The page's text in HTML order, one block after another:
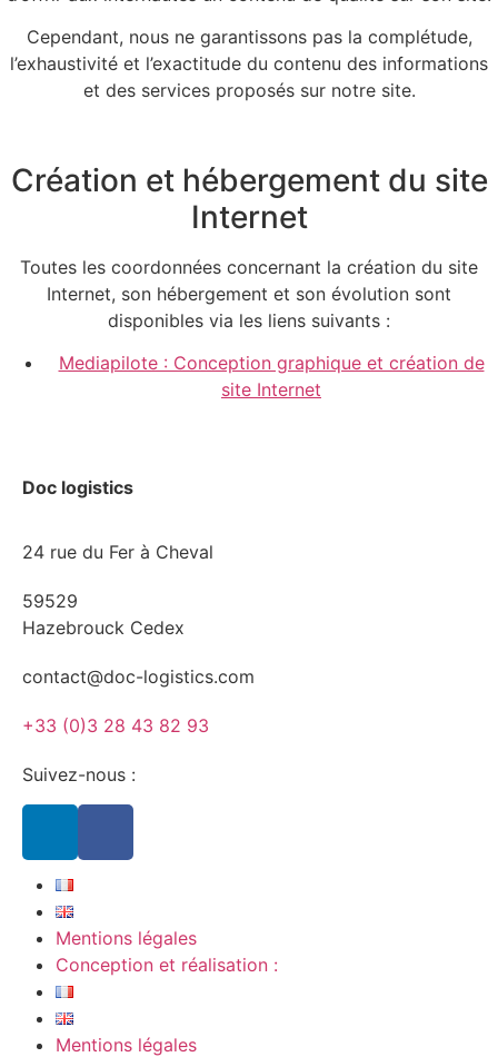
Cependant, nous ne garantissons pas la complétude,
l’exhaustivité et l’exactitude du contenu des informations
et des services proposés sur notre site.
Création et hébergement du site
Internet
Toutes les coordonnées concernant la création du site
Internet, son hébergement et son évolution sont
disponibles via les liens suivants :
Mediapilote : Conception graphique et création de
site Internet
Doc logistics
24 rue du Fer à Cheval
59529
Hazebrouck Cedex
contact@doc-logistics.com
+33 (0)3 28 43 82 93
Suivez-nous :
Mentions légales
Conception et réalisation :
Mentions légales